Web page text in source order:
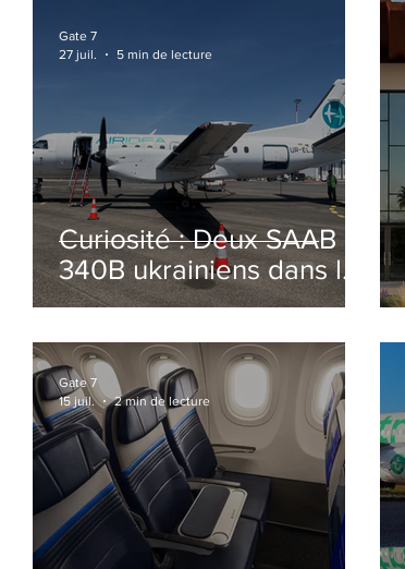
Curiosité : Deux SAAB
340B ukrainiens dans le
ciel Italien cet été
Gate 7
27 juil.
5 min de lecture
Gate 7
15 juil.
2 min de lecture